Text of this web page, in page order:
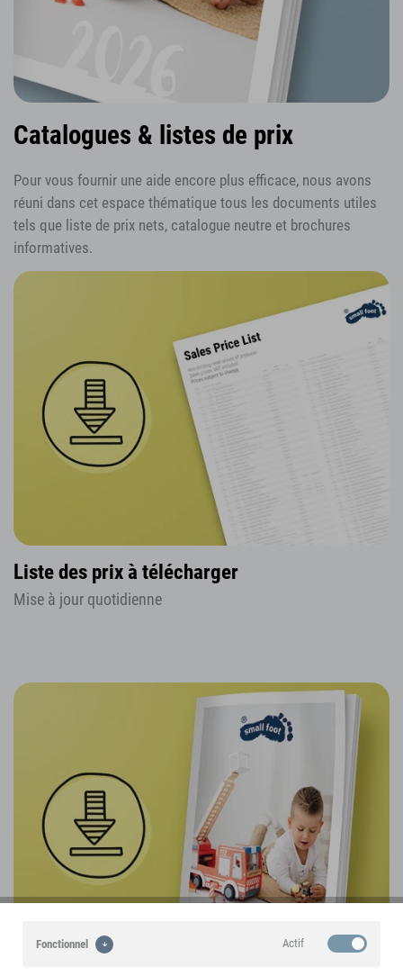
Catalogues & listes de prix
Pour vous fournir une aide encore plus efficace, nous avons
réuni dans cet espace thématique tous les documents utiles
tels que liste de prix nets, catalogue neutre et brochures
informatives.
Liste des prix à télécharger
Mise à jour quotidienne
Fonctionnel Actif